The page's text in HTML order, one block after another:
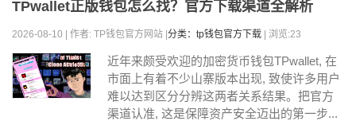
TPwallet正版钱包怎么找？官方下载渠道全解析
2026-08-10 | 作者: TP钱包官方网站 | 分类：tp钱包官方下载 | 浏览:23
近年来颇受欢迎的加密货币钱包TPwallet, 在
市面上有着不少山寨版本出现, 致使许多用户
难以达到区分分辨这两者关系结果。把官方
渠道认准, 这是保障资产安全迈出的第一步...